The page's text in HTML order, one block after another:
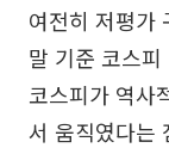
여전히 저평가
말 기준 코스
코스피가 역사
서 움직였다는